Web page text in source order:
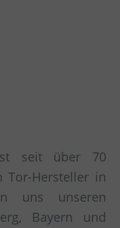
ist seit über 70
Tor-Hersteller in
uns unseren
Bayern und